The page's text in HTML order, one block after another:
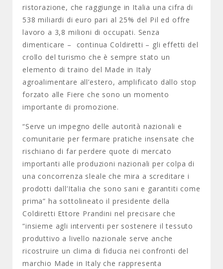
ristorazione, che raggiunge in Italia una cifra di
538 miliardi di euro pari al 25% del Pil ed offre
lavoro a 3,8 milioni di occupati. Senza
dimenticare – continua Coldiretti – gli effetti del
crollo del turismo che è sempre stato un
elemento di traino del Made in Italy
agroalimentare all’estero, amplificato dallo stop
forzato alle Fiere che sono un momento
importante di promozione.
“Serve un impegno delle autorità nazionali e
comunitarie per fermare pratiche insensate che
rischiano di far perdere quote di mercato
importanti alle produzioni nazionali per colpa di
una concorrenza sleale che mira a screditare i
prodotti dall’Italia che sono sani e garantiti come
prima” ha sottolineato il presidente della
Coldiretti Ettore Prandini nel precisare che
“insieme agli interventi per sostenere il tessuto
produttivo a livello nazionale serve anche
ricostruire un clima di fiducia nei confronti del
marchio Made in Italy che rappresenta